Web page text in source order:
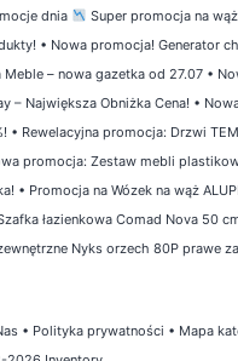
dnia
Super promocja na
• Nowa promocja! Generator
Meble – nowa gazetka od 27.07 •
– Największa Obniżka Cena! •
• Rewelacyjna promocja: Drzwi
promocja: Zestaw mebli
• Promocja na Wózek na wąż
łazienkowa Comad Nova 50
Nyks orzech 80P prawe
• Polityka prywatności • Mapa